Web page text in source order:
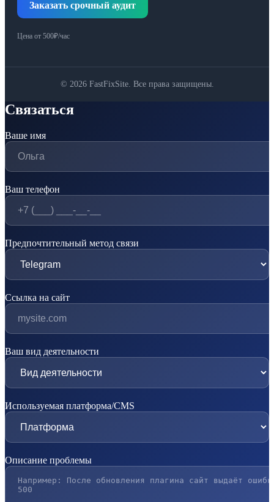
Заказать срочный аудит
Цена от 500₽/час
© 2026 FastFixSite. Все права защищены.
Связаться
Ваше имя
Ваш телефон
Предпочтительный метод связи
Ссылка на сайт
Ваш вид деятельности
Используемая платформа/CMS
Описание проблемы